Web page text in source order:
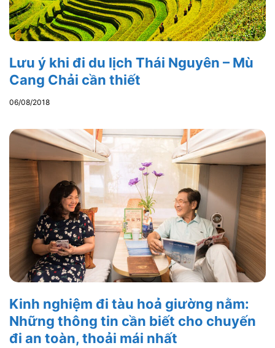
Lưu ý khi đi du lịch Thái Nguyên – Mù
Cang Chải cần thiết
06/08/2018
Kinh nghiệm đi tàu hoả giường nằm:
Những thông tin cần biết cho chuyến
đi an toàn, thoải mái nhất